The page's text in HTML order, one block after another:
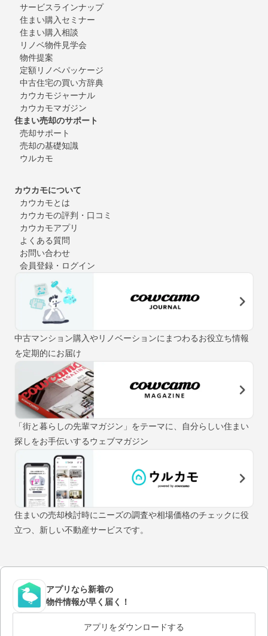
サービスラインナップ
住まい購入セミナー
住まい購入相談
リノベ物件見学会
物件提案
定額リノベパッケージ
中古住宅の買い方辞典
カウカモジャーナル
カウカモマガジン
住まい売却のサポート
売却サポート
売却の基礎知識
ウルカモ
カウカモについて
カウカモとは
カウカモの評判・口コミ
カウカモアプリ
よくある質問
お問い合わせ
会員登録・ログイン
中古マンション購入やリノベーションにまつわるお役立ち情報
を定期的にお届け
「街と暮らしの先輩マガジン」をテーマに、自分らしい住まい
探しをお手伝いするウェブマガジン
住まいの売却検討時にニーズの調査や相場価格のチェックに役
立つ、新しい不動産サービスです。
アプリなら新着の
物件情報が早く届く！
アプリをダウンロードする